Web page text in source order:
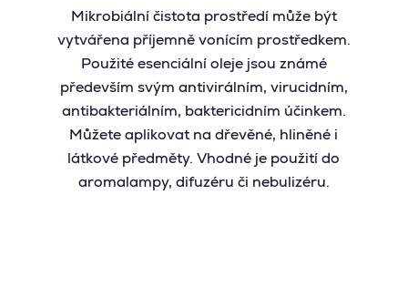
Mikrobiální čistota prostředí může být
vytvářena příjemně vonícím prostředkem.
Použité esenciální oleje jsou známé
především svým antivirálním, virucidním,
antibakteriálním, baktericidním účinkem.
Můžete aplikovat na dřevěné, hliněné i
látkové předměty. Vhodné je použití do
aromalampy, difuzéru či nebulizéru.